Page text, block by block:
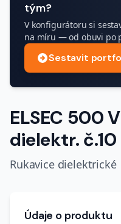
tým?
V konfigurátoru si
na míru — od obuvi po
Sestavit
ELSEC 500
dielektr. č.10
Rukavice dielektrické
Údaje o produktu